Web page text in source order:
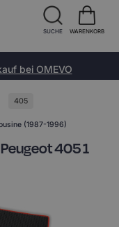
bei OMEVO
405
(1987-1996)
405 1
SUCHE WARENKORB